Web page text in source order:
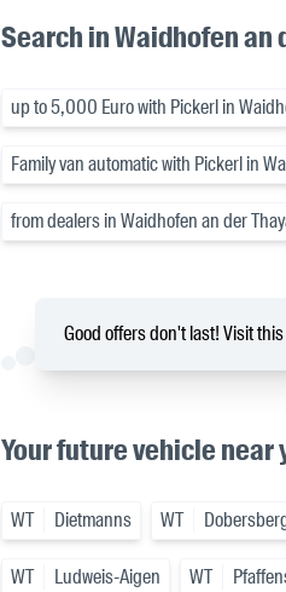
Search in Waidhofen an
up to 5,000 Euro with Pickerl in
Family van automatic with Pickerl in
from dealers in Waidhofen an der
Good offers don't last! Visit
Your future vehicle near
WT Dietmanns WT
WT Ludweis-Aigen WT